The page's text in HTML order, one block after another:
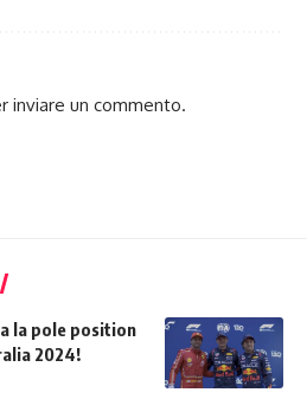
inviare un commento.
la pole position
2024!